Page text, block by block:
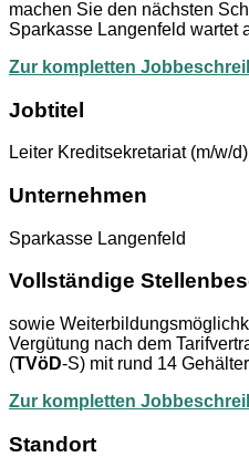
machen Sie den nächsten
Sparkasse Langenfeld wartet
Zur kompletten
Jobtitel
Leiter Kreditsekretariat (m/w/d)
Unternehmen
Sparkasse Langenfeld
Vollständige
sowie
Vergütung nach dem
(TVöD-S) mit rund 14
Zur kompletten
Standort